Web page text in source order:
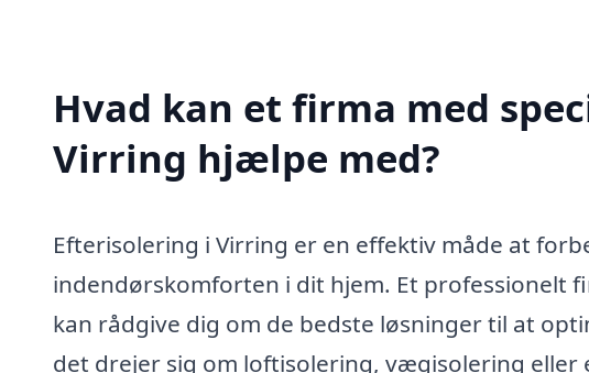
Hvad kan et firma med
Virring hjælpe med?
Efterisolering i Virring er en effektiv måde at
indendørskomforten i dit hjem. Et professionelt
kan rådgive dig om de bedste løsninger til at
det drejer sig om loftisolering, vægisolering